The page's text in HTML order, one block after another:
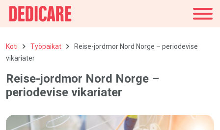
Koti Työpaikat
Reise-jordmor Nord Norge – periodevise
vikariater
Reise-jordmor Nord Norge –
periodevise vikariater